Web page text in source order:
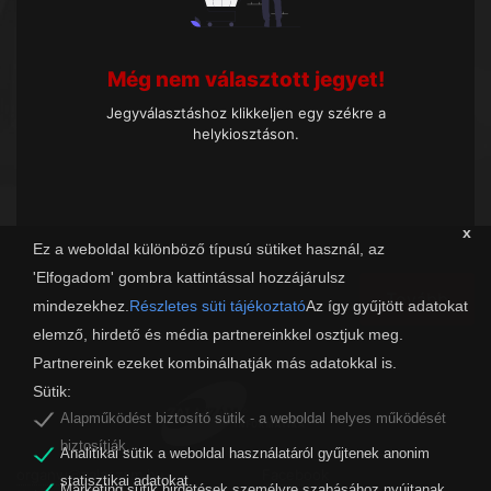
x
Ez a weboldal különböző típusú sütiket használ, az
'Elfogadom' gombra kattintással hozzájárulsz
mindezekhez. Részletes süti tájékoztatóAz így gyűjtött adatokat
elemző, hirdető és média partnereinkkel osztjuk meg.
Partnereink ezeket kombinálhatják más adatokkal is.
Sütik:
Alapműködést biztosító sütik - a weboldal helyes működését
biztosítják.
Analitikai sütik a weboldal használatáról gyűjtenek anonim
statisztikai adatokat.
Még nem választott jegyet!
Jegyválasztáshoz klikkeljen egy székre a
helykiosztáson.
Tovább
organw@zalaszam.hu